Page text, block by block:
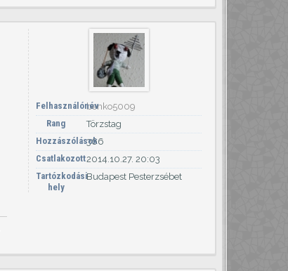
Felhasználónévbenko5009
Rang
Törzstag
Hozzászólások
366
Csatlakozott2014.10.27. 20:03
Tartózkodási
hely
Budapest Pesterzsébet